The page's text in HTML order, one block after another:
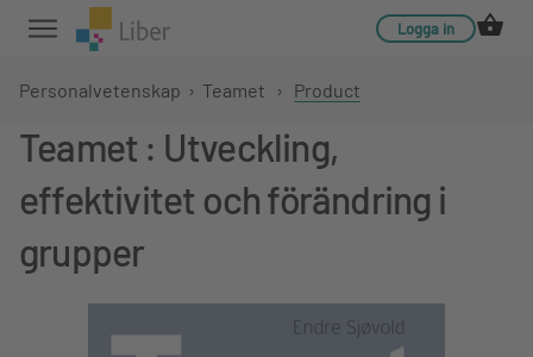
Logga in
Personalvetenskap › Teamet › Product
Teamet : Utveckling,
effektivitet och förändring i
grupper